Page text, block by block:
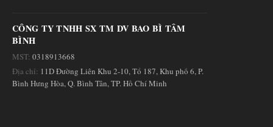
CÔNG TY TNHH SX TM DV BAO BÌ TÂM
BÌNH
MST: 0318913668
Địa chỉ: 11D Đường Liên Khu 2-10, Tổ 187, Khu phố 6, P.
Bình Hưng Hòa, Q. Bình Tân, TP. Hồ Chí Minh